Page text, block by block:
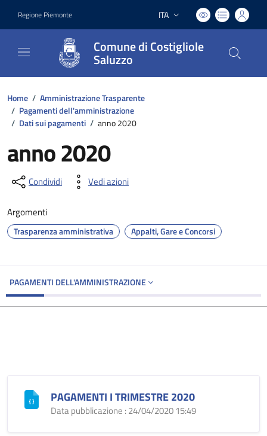
Regione Piemonte Lingua attiva:
ITA
Comune di Costigliole
Saluzzo
Home / Amministrazione Trasparente
/ Pagamenti dell'amministrazione
/ Dati sui pagamenti / anno 2020
anno 2020
Condividi Vedi azioni
Argomenti
Trasparenza amministrativa Appalti, Gare e Concorsi
PAGAMENTI DELL'AMMINISTRAZIONE
PAGAMENTI I TRIMESTRE 2020
Data pubblicazione : 24/04/2020 15:49